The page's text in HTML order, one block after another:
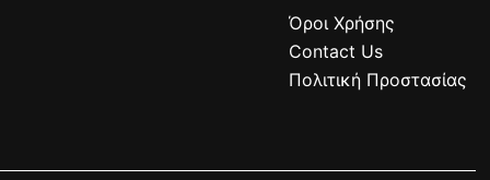
Όροι Χρήσης
Contact Us
Πολιτική Προστασίας